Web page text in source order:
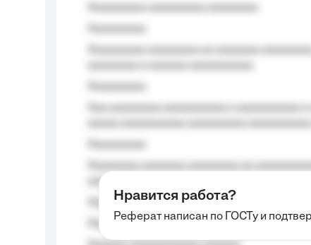
aaaa aaaa.
Aaaaaaaaa
Aaaaaaaaaa aa aaa aaaaaaaaa, a aaa
Нравится работа?
Реферат написан по ГОСТу и